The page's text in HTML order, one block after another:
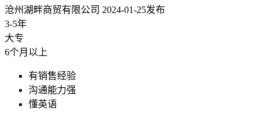
沧州湖畔商贸有限公司 2024-01-25发布
3-5年
大专
6个月以上
有销售经验
沟通能力强
懂英语